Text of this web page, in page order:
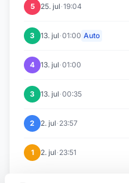
5 25. jul·19:04
3 13. jul·01:00 Auto
4 13. jul·01:00
3 13. jul·00:35
2 2. jul· 23:57
1 2. jul· 23:51